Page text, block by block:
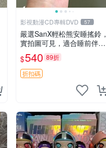
影視動漫CD專輯DVD 57
嚴選SanX輕松熊安睡搖鈴，
實拍圖可見，適合睡前伴
侶， Picks安撫好物 0325
懸吊 電腦
$540 89折
折扣碼